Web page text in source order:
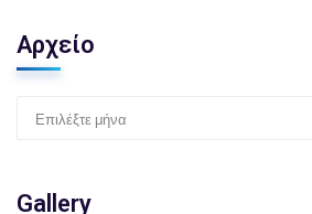
Αρχείο
Επιλέξτε μήνα
Gallery